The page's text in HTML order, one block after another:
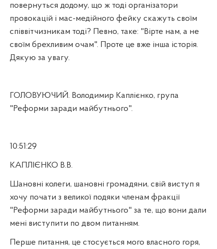
повернуться додому, що ж тоді організатори
провокацій і мас-медійного фейку скажуть своїм
співвітчизникам тоді? Певно, таке: "Вірте нам, а не
своїм брехливим очам". Проте це вже інша історія.
Дякую за увагу.
ГОЛОВУЮЧИЙ. Володимир Каплієнко, група
"Реформи заради майбутнього".
10:51:29
КАПЛІЄНКО В.В.
Шановні колеги, шановні громадяни, свій виступ я
хочу почати з великої подяки членам фракції
"Реформи заради майбутнього" за те, що вони дали
мені виступити по двом питанням.
Перше питання, це стосується мого власного горя,